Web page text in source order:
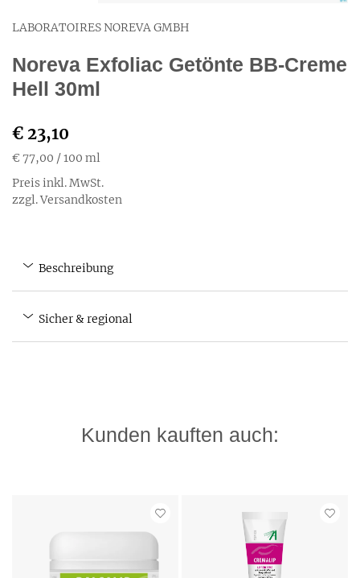
LABORATOIRES NOREVA GMBH
Noreva Exfoliac Getönte BB-Creme
Hell 30ml
€ 23,10
€ 77,00 / 100 ml
Preis inkl. MwSt.
zzgl. Versandkosten
Beschreibung
Sicher & regional
Kunden kauften auch: